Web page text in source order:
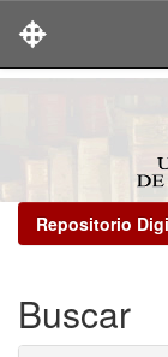
Repositorio
Buscar